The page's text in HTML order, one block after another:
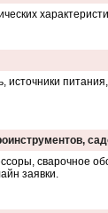
источники
сварочное
заявки.